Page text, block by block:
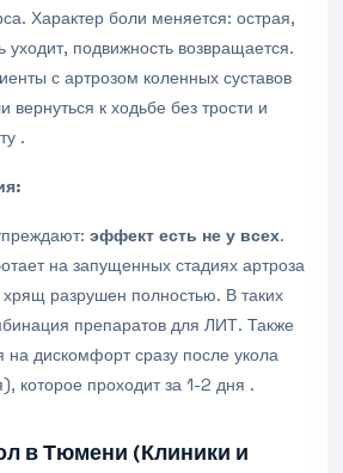
Характер боли меняется: острая,
подвижность возвращается.
с артрозом коленных суставов
вернуться к ходьбе без трости и
.
эффект есть не у всех.
на запущенных стадиях артроза
разрушен полностью. В таких
препаратов для ЛИТ. Также
на дискомфорт сразу после укола
которое проходит за 1-2 дня .
в Тюмени (Клиники и